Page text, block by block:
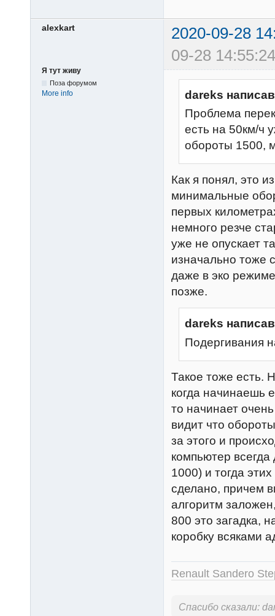
alexkart
2020-09-28
09-28
Я тут живу
Поза форумом
More info
dareks
Проблема
есть на 50км/ч
обороты 1500,
Как я понял, это
минимальные
первых
немного резче
уже не опускает
изначально тоже
даже в эко
позже.
dareks
Подергивания
Такое тоже есть.
когда начинаешь
то начинает
видит что
за этого и
компьютер
1000) и тогда
сделано, причем
алгоритм
800 это загадка,
коробку всяками
Renault Sandero
Спасибо сказали: